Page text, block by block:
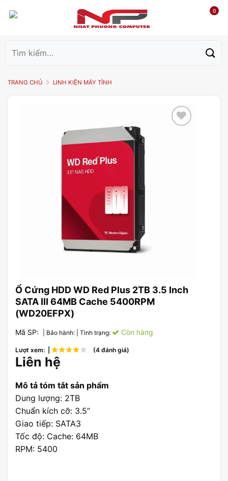
0
kiếm:
TRANG CHỦ LINH KIỆN MÁY TÍNH
Ổ Cứng HDD WD Red Plus 2TB 3.5 Inch
SATA III 64MB Cache 5400RPM
(WD20EFPX)
Mã SP: | Bảo hành: | Tình trạng: Còn hàng
Lượt xem: | (4 đánh giá)
Liên hệ
Mô tả tóm tắt sản phẩm
Dung lượng: 2TB
Chuẩn kích cỡ: 3.5”
Giao tiếp: SATA3
Tốc độ: Cache: 64MB
RPM: 5400